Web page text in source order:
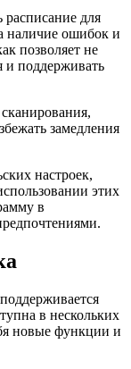
расписание для
наличие ошибок и
позволяет не
и поддерживать
замедления
настроек,
этих
в
в нескольких
новые функции и